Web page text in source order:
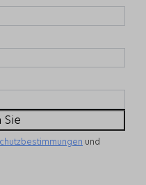
Sie
und